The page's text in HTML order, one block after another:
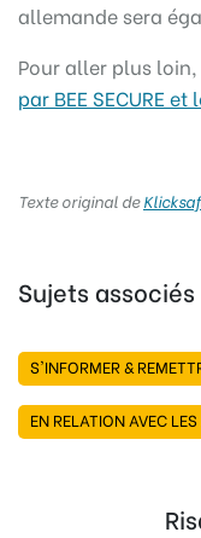
allemande sera
Pour aller plus
par BEE SECURE
Texte original de
Sujets associés
S'INFORMER &
EN RELATION AVEC